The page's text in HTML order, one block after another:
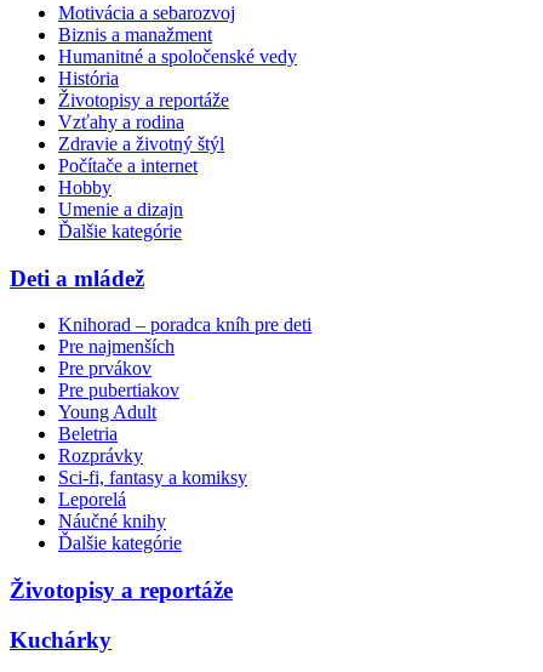
Motivácia a sebarozvoj
Biznis a manažment
Humanitné a spoločenské vedy
História
Životopisy a reportáže
Vzťahy a rodina
Zdravie a životný štýl
Počítače a internet
Hobby
Umenie a dizajn
Ďalšie kategórie
Deti a mládež
Knihorad – poradca kníh pre deti
Pre najmenších
Pre prvákov
Pre pubertiakov
Young Adult
Beletria
Rozprávky
Sci-fi, fantasy a komiksy
Leporelá
Náučné knihy
Ďalšie kategórie
Životopisy a reportáže
Kuchárky